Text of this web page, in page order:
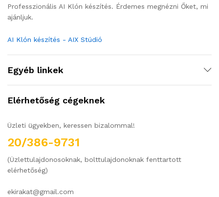
Professzionális AI Klón készítés. Érdemes megnézni Őket, mi
ajánljuk.
AI Klón készítés - AIX Stúdió
Egyéb linkek
Elérhetőség cégeknek
Üzleti ügyekben, keressen bizalommal!
20/386-9731
(Üzlettulajdonosoknak, bolttulajdonoknak fenttartott
elérhetőség)
ekirakat@gmail.com